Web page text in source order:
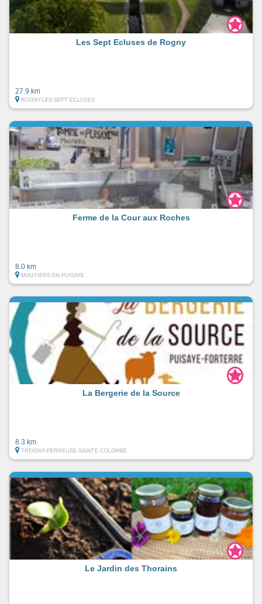
Les Sept Ecluses de Rogny
27.9 km
ROGNY-LES-SEPT-ECLUSES
Ferme de la Cour aux Roches
8.0 km
MOUTIERS-EN-PUISAYE
La Bergerie de la Source
8.3 km
TREIGNY-PERREUSE-SAINTE-COLOMBE
Le Jardin des Thorains